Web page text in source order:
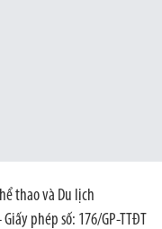
thao và Du lịch
phép số: 176/GP-TTĐT